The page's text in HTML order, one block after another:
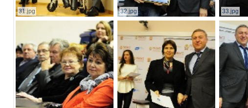
31.jpg 32.jpg 33.jpg